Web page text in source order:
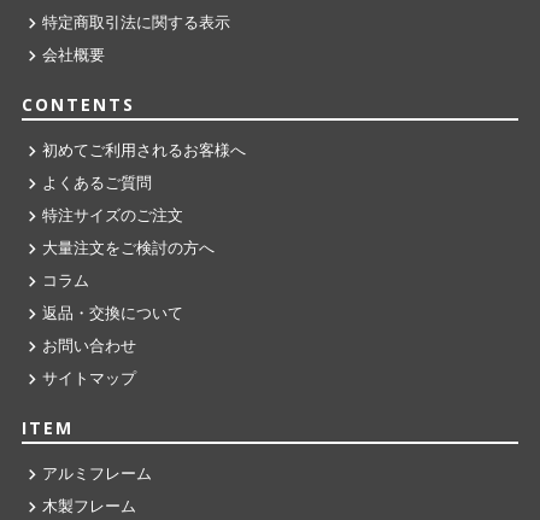
特定商取引法に関する表示
会社概要
CONTENTS
初めてご利用されるお客様へ
よくあるご質問
特注サイズのご注文
大量注文をご検討の方へ
コラム
返品・交換について
お問い合わせ
サイトマップ
ITEM
アルミフレーム
木製フレーム